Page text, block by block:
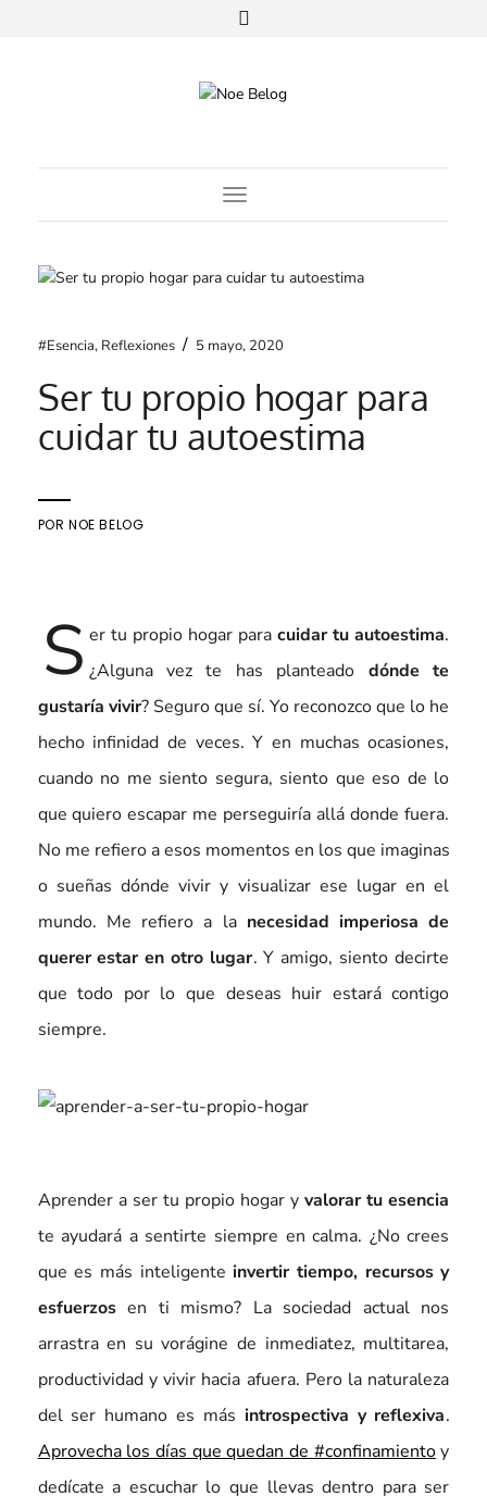
Toggle Navigation
#Esencia, Reflexiones / 5 mayo, 2020
Ser tu propio hogar para
cuidar tu autoestima
POR NOE BELOG
S er tu propio hogar paracuidar tu autoestima.
¿Alguna vez te has planteado dónde te
gustaría vivir? Seguro que sí. Yo reconozco que lo he
hecho infinidad de veces. Y en muchas ocasiones,
cuando no me siento segura, siento que eso de lo
que quiero escapar me perseguiría allá donde fuera.
No me refiero a esos momentos en los que imaginas
o sueñas dónde vivir y visualizar ese lugar en el
mundo. Me refiero a la necesidad imperiosa de
querer estar en otro lugar. Y amigo, siento decirte
que todo por lo que deseas huir estará contigo
siempre.
Aprender a ser tu propio hogar yvalorar tu esencia
te ayudará a sentirte siempre en calma. ¿No crees
que es más inteligente invertir tiempo, recursos y
esfuerzosen ti mismo? La sociedad actual nos
arrastra en su vorágine de inmediatez, multitarea,
productividad y vivir hacia afuera. Pero la naturaleza
del ser humano es más introspectiva y reflexiva.
Aprovecha los días que quedan de #confinamientoy
dedícate a escuchar lo que llevas dentro para ser